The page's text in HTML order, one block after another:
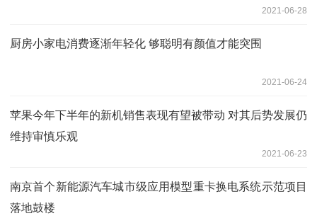
2021-06-28
厨房小家电消费逐渐年轻化 够聪明有颜值才能突围
2021-06-24
苹果今年下半年的新机销售表现有望被带动 对其后势发展仍
维持审慎乐观
2021-06-23
南京首个新能源汽车城市级应用模型重卡换电系统示范项目
落地鼓楼